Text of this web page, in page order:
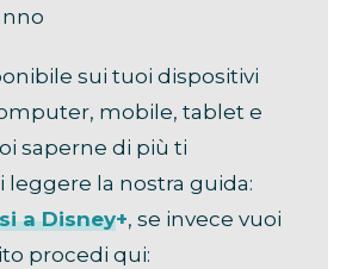
sui tuoi dispositivi
mobile, tablet e
saperne di più ti
leggere la nostra guida:
a Disney+, se invece vuoi
procedi qui: